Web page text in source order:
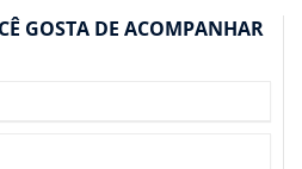
GOSTA DE ACOMPANHAR